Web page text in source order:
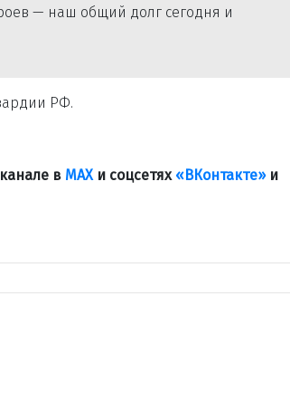
— наш общий долг сегодня и
РФ.
в МАХ и соцсетях «ВКонтакте»и